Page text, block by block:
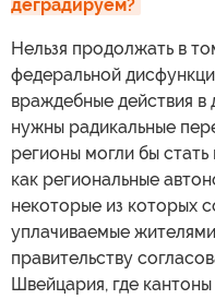
деградируем?
Нельзя продолжать в
федеральной
враждебные действия в
нужны радикальные
регионы могли бы
как региональные
некоторые из которых
уплачиваемые
правительству
Швейцария, где